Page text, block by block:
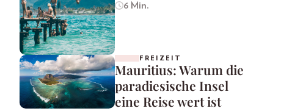
6 Min.
FREIZEIT
Mauritius: Warum die
paradiesische Insel
eine Reise wert ist